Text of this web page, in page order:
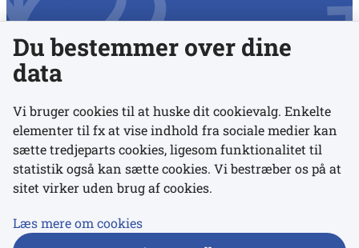
Se alle kontaktnumre
Links
Udgivelser
Du bestemmer over dine
data
Vi bruger cookies til at huske dit cookievalg. Enkelte
elementer til fx at vise indhold fra sociale medier kan
sætte tredjeparts cookies, ligesom funktionalitet til
statistik også kan sætte cookies. Vi bestræber os på at
sitet virker uden brug af cookies.
Læs mere om cookies